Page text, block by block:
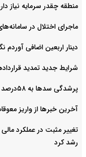
منطقه چقدر سرمایه نیاز
ماجرای اختلال در
دینار اربعین اضافی آوردم
شرایط جدید تمدید
پرشدگی سدها به ۵۸درصد رسید
آخرین خبرها از واریز
رشد کرد